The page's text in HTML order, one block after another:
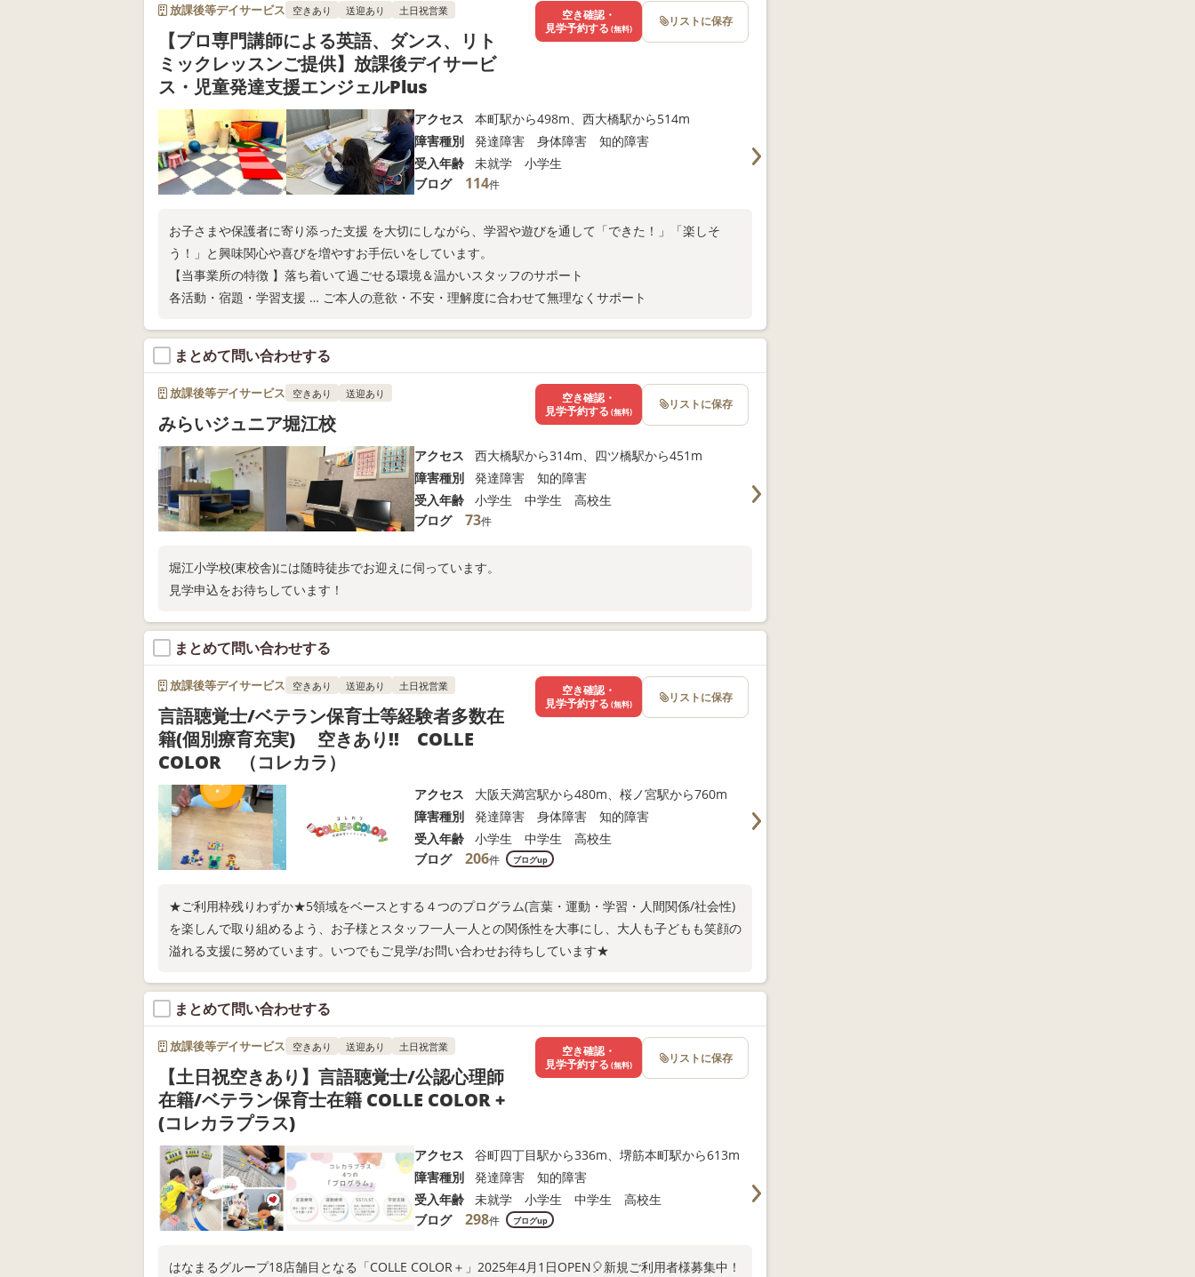
放課後等デイサービス 空きあり 送迎あり 土日祝営業
【プロ専門講師による英語、ダンス、リト
ミックレッスンご提供】放課後デイサービ
ス・児童発達支援エンジェルPlus
アクセス
本町駅から498m、西大橋駅から514m
障害種別
発達障害 身体障害 知的障害
受入年齢
未就学 小学生
ブログ
114件
お子さまや保護者に寄り添った支援 を大切にしながら、学習や遊びを通して「できた！」「楽しそ
う！」と興味関心や喜びを増やすお手伝いをしています。
【当事業所の特徴 】落ち着いて過ごせる環境＆温かいスタッフのサポート
各活動・宿題・学習支援 … ご本人の意欲・不安・理解度に合わせて無理なくサポート
空き確認・
見学予約する (無料) リストに保存
まとめて問い合わせする
放課後等デイサービス 空きあり 送迎あり
みらいジュニア堀江校
アクセス
西大橋駅から314m、四ツ橋駅から451m
障害種別
発達障害 知的障害
受入年齢
小学生 中学生 高校生
ブログ
73件
堀江小学校(東校舎)には随時徒歩でお迎えに伺っています。
見学申込をお待ちしています！
空き確認・
見学予約する (無料) リストに保存
まとめて問い合わせする
放課後等デイサービス 空きあり 送迎あり 土日祝営業
言語聴覚士/ベテラン保育士等経験者多数在
籍(個別療育充実) 空きあり!! COLLE
COLOR （コレカラ）
アクセス
大阪天満宮駅から480m、桜ノ宮駅から760m
障害種別
発達障害 身体障害 知的障害
受入年齢
小学生 中学生 高校生
ブログ
206件 ブログup
★ご利用枠残りわずか★5領域をベースとする４つのプログラム(言葉・運動・学習・人間関係/社会性)
を楽しんで取り組めるよう、お子様とスタッフ一人一人との関係性を大事にし、大人も子どもも笑顔の
溢れる支援に努めています。いつでもご見学/お問い合わせお待ちしています★
空き確認・
見学予約する (無料) リストに保存
まとめて問い合わせする
放課後等デイサービス 空きあり 送迎あり 土日祝営業
【土日祝空きあり】言語聴覚士/公認心理師
在籍/ベテラン保育士在籍 COLLE COLOR +
(コレカラプラス)
アクセス
谷町四丁目駅から336m、堺筋本町駅から613m
障害種別
発達障害 知的障害
受入年齢
未就学 小学生 中学生 高校生
ブログ
298件 ブログup
はなまるグループ18店舗目となる「COLLE COLOR＋」2025年4月1日OPEN🎈新規ご利用者様募集中！
空き確認・
見学予約する (無料) リストに保存